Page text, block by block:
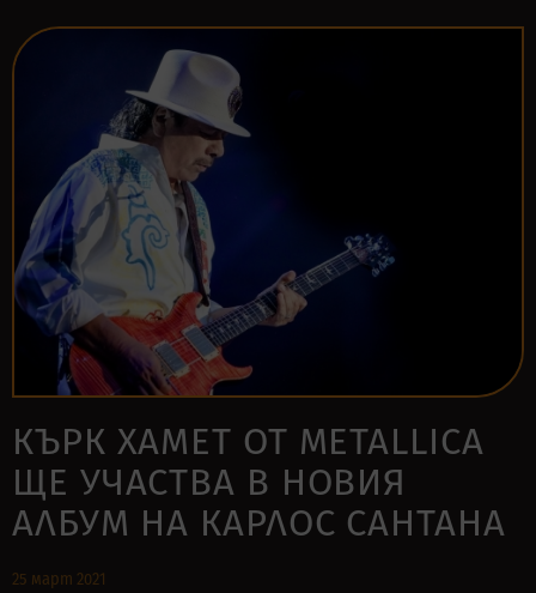
КЪРК ХАМЕТ ОТ METALLICA
ЩЕ УЧАСТВА В НОВИЯ
АЛБУМ НА КАРЛОС САНТАНА
25 март 2021